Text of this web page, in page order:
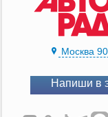
Москва
Напиши в